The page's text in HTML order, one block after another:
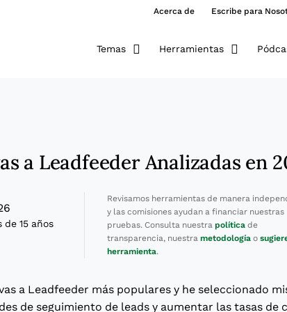
Acerca de Escribe para
Temas Herramientas
a Leadfeeder Analizadas en
15 años
Revisamos herramientas de manera
y las comisiones ayudan a financiar nuestras
pruebas. Consulta nuestra políticade
transparencia, nuestra metodologíao
herramienta.
a Leadfeeder más populares y he seleccionado
de seguimiento de leads y aumentar las tasas de